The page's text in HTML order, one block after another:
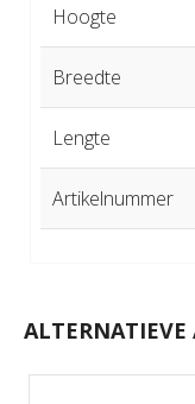
Hoogte
Breedte
Lengte
Artikelnummer
ALTERNATIEVE